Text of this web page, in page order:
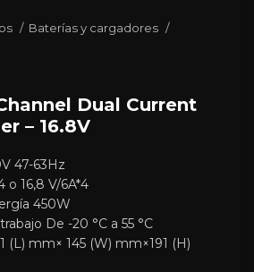
Baterías y cargadores
Dual Current
– 16.8V
47-63Hz
o 16,8 V/6A*4
450W
De -20 °C a 55 °C
(L) mm× 145 (W) mm×191 (H)